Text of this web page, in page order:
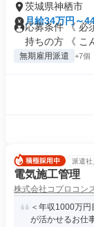
茨城県神栖市
月給34万円～
応募条件 《 必
持ちの方 《 こ
無期雇用派遣 +7個
派遣社
電気施工管理
株式会社コプロコン
＜年収1000万
が活かせるお仕